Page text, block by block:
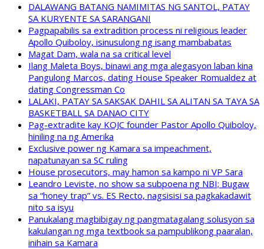
DALAWANG BATANG NAMIMITAS NG SANTOL, PATAY
SA KURYENTE SA SARANGANI
Pagpapabilis sa extradition process ni religious leader
Apollo Quiboloy, isinusulong ng isang mambabatas
Magat Dam, wala na sa critical level
Ilang Maleta Boys, binawi ang mga alegasyon laban kina
Pangulong Marcos, dating House Speaker Romualdez at
dating Congressman Co
LALAKI, PATAY SA SAKSAK DAHIL SA ALITAN SA TAYA SA
BASKETBALL SA DANAO CITY
Pag-extradite kay KOJC founder Pastor Apollo Quiboloy,
hiniling na ng Amerika
Exclusive power ng Kamara sa impeachment,
napatunayan sa SC ruling
House prosecutors, may hamon sa kampo ni VP Sara
Leandro Leviste, no show sa subpoena ng NBI; Bugaw
sa “honey trap” vs. ES Recto, nagsisisi sa pagkakadawit
nito sa isyu
Panukalang magbibigay ng pangmatagalang solusyon sa
kakulangan ng mga textbook sa pampublikong paaralan,
inihain sa Kamara